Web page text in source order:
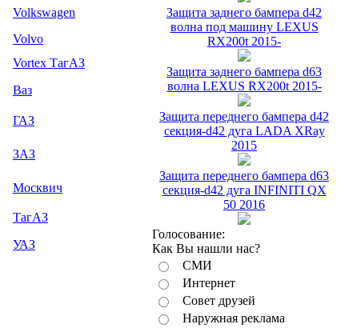
Volkswagen
Volvo
Vortex ТагАЗ
Ваз
ГАЗ
ЗАЗ
Москвич
ТагАЗ
УАЗ
Защита заднего бампера d42
волна под машину LEXUS
RX200t 2015-
Защита заднего бампера d63
волна LEXUS RX200t 2015-
Защита переднего бампера d42
секция-d42 дуга LADA XRay
2015
Защита переднего бампера d63
секция-d42 дуга INFINITI QX
50 2016
Голосование:
Как Вы нашли нас?
СМИ
Интернет
Совет друзей
Наружная реклама